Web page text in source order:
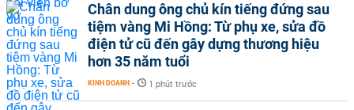
Chân dung ông chủ kín tiếng đứng sau
tiệm vàng Mi Hồng: Từ phụ xe, sửa đồ
điện tử cũ đến gây dựng thương hiệu
hơn 35 năm tuổi
KINH DOANH - 1 phút trước